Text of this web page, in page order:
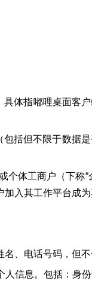
体指嘟哩桌面客
括但不限于数据是
体工商户（下称“
入其工作平台成为
、电话号码，但不
信息。包括：身